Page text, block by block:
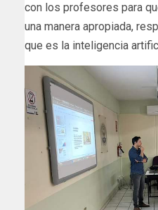
con los profesores para
una manera apropiada,
que es la inteligencia